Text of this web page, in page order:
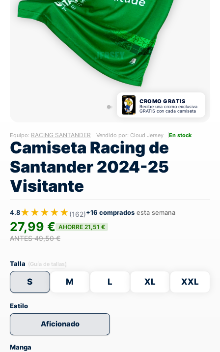
CROMO GRATIS
Recibe una cromo exclusiva
GRATIS con cada camiseta
Equipo: RACING SANTANDER Vendido por: Cloud Jersey En stock
Camiseta Racing de
Santander 2024-25
Visitante
4.8★★★★★(162)+16 comprados esta semana
27,99 € AHORRE 21,51 €
ANTES 49,50 €
Talla (Guía de tallas)
S M L XL XXL
Estilo
Aficionado
Manga